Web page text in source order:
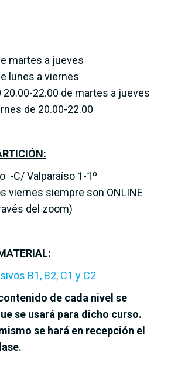
martes a jueves
lunes a viernes
20.00-22.00 de martes a jueves
de 20.00-22.00
-C/ Valparaíso 1-1º
viernes siempre son ONLINE
del zoom)
B1, B2, C1 y C2
de cada nivel se
se usará para dicho curso.
se hará en recepción el